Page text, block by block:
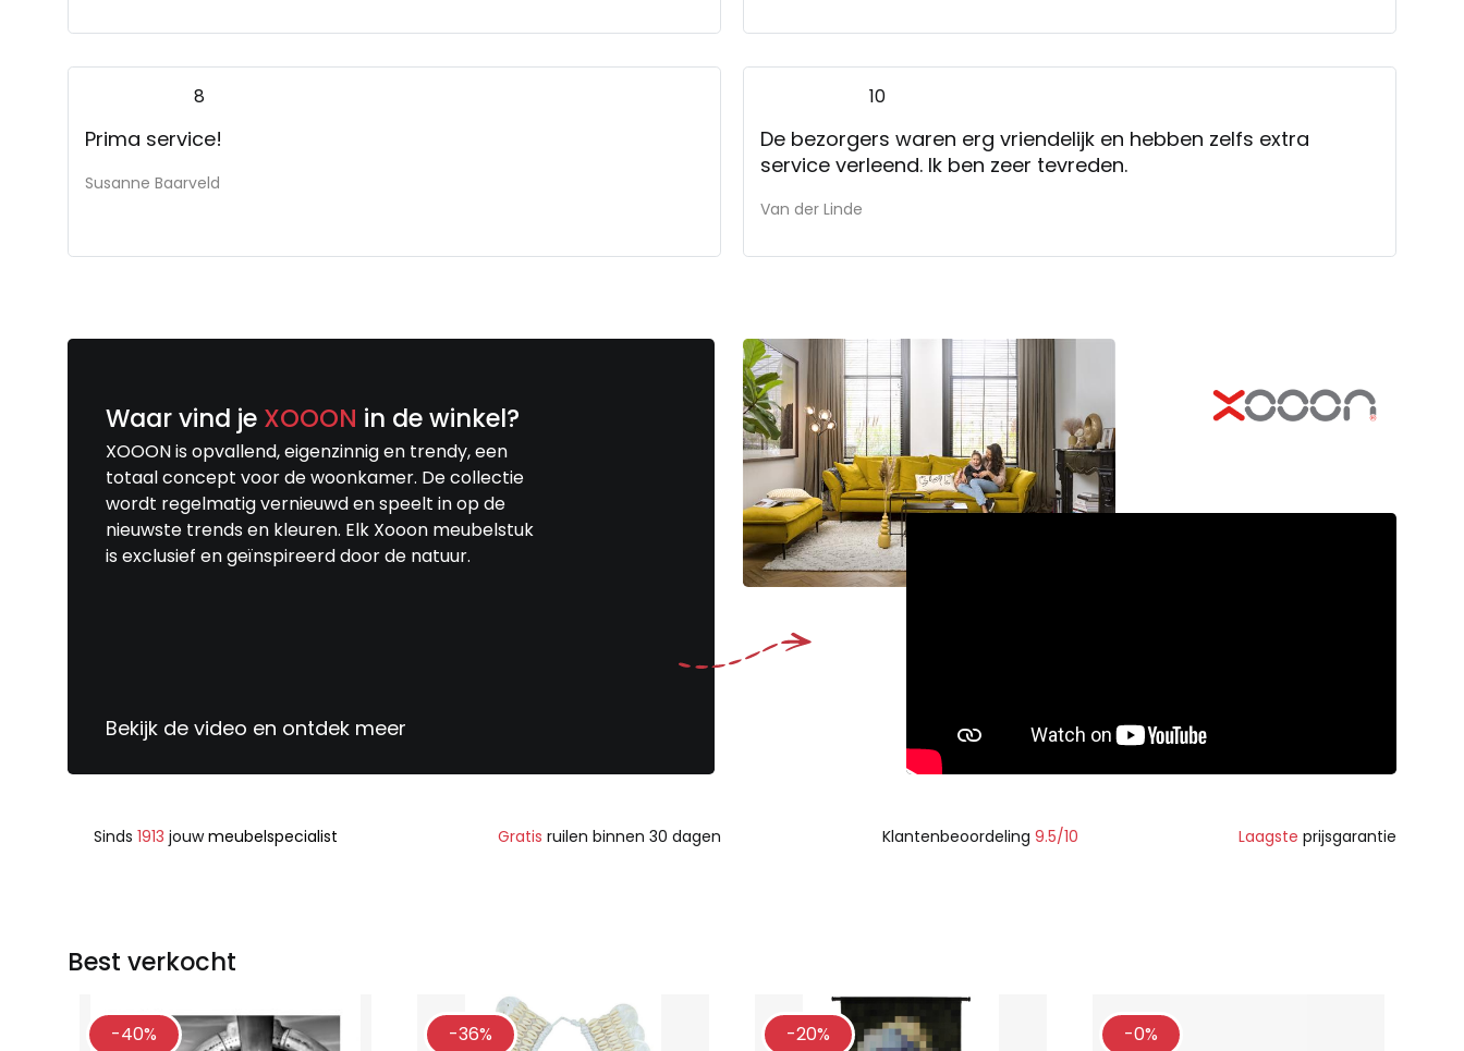
8
Prima service!
Susanne Baarveld
10
De bezorgers waren erg vriendelijk en hebben zelfs extra
service verleend. Ik ben zeer tevreden.
Van der Linde
Waar vind je XOOON in de winkel?
XOOON is opvallend, eigenzinnig en trendy, een
totaal concept voor de woonkamer. De collectie
wordt regelmatig vernieuwd en speelt in op de
nieuwste trends en kleuren. Elk Xooon meubelstuk
is exclusief en geïnspireerd door de natuur.
Bekijk de video en ontdek meer
Sinds 1913 jouwmeubelspecialist Gratis ruilen binnen 30 dagen Klantenbeoordeling 9.5/10 Laagste prijsgarantie
Best verkocht
-40% -36% -20% -0%